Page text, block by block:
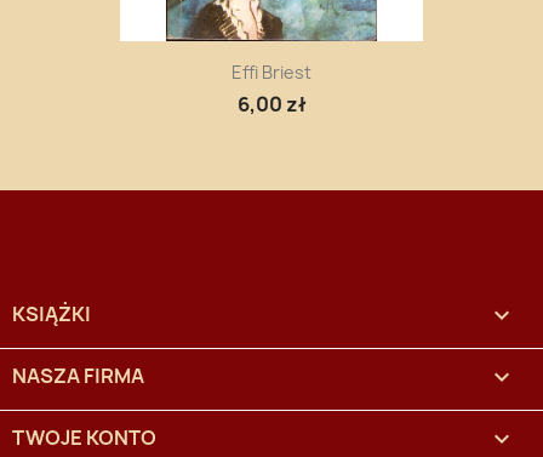
Effi Briest
6,00 zł
KSIĄŻKI 
NASZA FIRMA 
TWOJE KONTO 